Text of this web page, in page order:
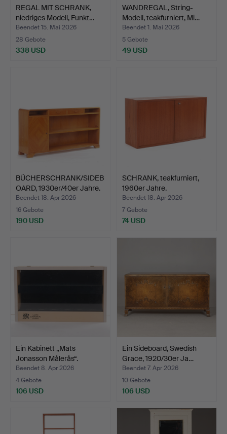
REGAL MIT SCHRANK,
niedriges Modell, Funkt…
Beendet 15. Mai 2026
28 Gebote
338 USD
WANDREGAL, String-
Modell, teakfurniert, Mi…
Beendet 1. Mai 2026
5 Gebote
49 USD
BÜCHERSCHRANK/SIDEB
OARD, 1930er/40er Jahre.
Beendet 18. Apr 2026
16 Gebote
190 USD
SCHRANK, teakfurniert,
1960er Jahre.
Beendet 18. Apr 2026
7 Gebote
74 USD
Ein Kabinett „Mats
Jonasson Målerås“.
Beendet 8. Apr 2026
4 Gebote
106 USD
Ein Sideboard, Swedish
Grace, 1920/30er Ja…
Beendet 7. Apr 2026
10 Gebote
106 USD